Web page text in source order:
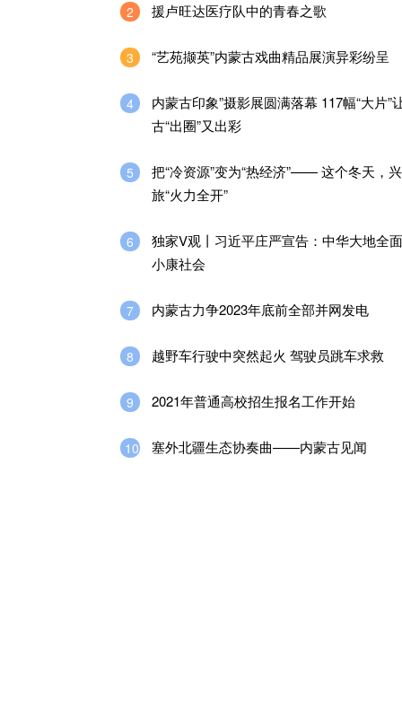
2 援卢旺达医疗队中的青春之歌
3 “艺苑撷英”内蒙古戏曲精品展演异彩纷呈
4
内蒙古印象”摄影展圆满落幕 117幅“大片”
古“出圈”又出彩
5
把“冷资源”变为“热经济”—— 这个冬天，
旅“火力全开”
6
独家V观丨习近平庄严宣告：中华大地全
小康社会
7 内蒙古力争2023年底前全部并网发电
8 越野车行驶中突然起火 驾驶员跳车求救
9 2021年普通高校招生报名工作开始
10 塞外北疆生态协奏曲——内蒙古见闻